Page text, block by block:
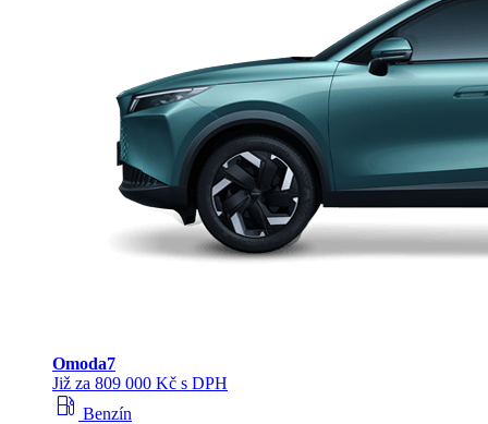
Omoda7
Již za 809 000 Kč s DPH
local_gas_station Benzín